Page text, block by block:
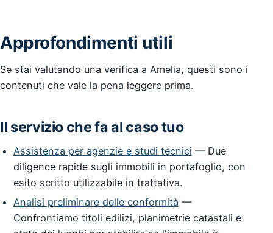
Approfondimenti utili
Se stai valutando una verifica a Amelia, questi sono i
contenuti che vale la pena leggere prima.
Il servizio che fa al caso tuo
Assistenza per agenzie e studi tecnici — Due
diligence rapide sugli immobili in portafoglio, con
esito scritto utilizzabile in trattativa.
Analisi preliminare delle conformità —
Confrontiamo titoli edilizi, planimetrie catastali e